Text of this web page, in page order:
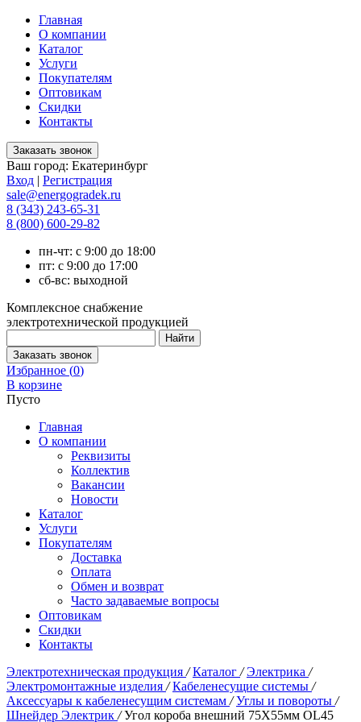
Главная
О компании
Каталог
Услуги
Покупателям
Оптовикам
Скидки
Контакты
Ваш город: Екатеринбург
Вход | Регистрация
sale@energogradek.ru
8 (343) 243-65-31
8 (800) 600-29-82
пн-чт: с 9:00 до 18:00
пт: с 9:00 до 17:00
сб-вс: выходной
Комплексное снабжение
электротехнической продукцией
Избранное (0)
В корзине
Пусто
Главная
О компании
Реквизиты
Коллектив
Вакансии
Новости
Каталог
Услуги
Покупателям
Доставка
Оплата
Обмен и возврат
Часто задаваемые вопросы
Оптовикам
Скидки
Контакты
Электротехническая продукция / Каталог / Электрика /
Электромонтажные изделия / Кабеленесущие системы /
Аксессуары к кабеленесущим системам / Углы и повороты /
Шнейдер Электрик / Угол короба внешний 75Х55мм OL45